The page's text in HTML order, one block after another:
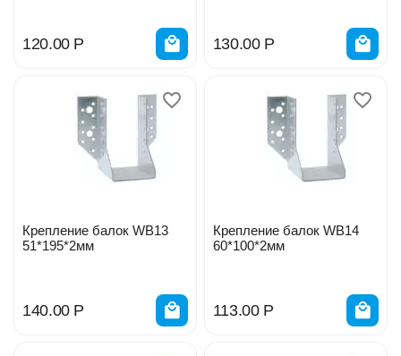
120.00 Р 130.00 Р
Крепление балок WB13
51*195*2мм
140.00 Р
Крепление балок WB14
60*100*2мм
113.00 Р